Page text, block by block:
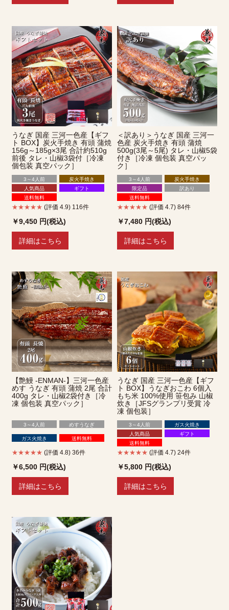
うなぎ 国産 三河一色産【ギフ
ト BOX】炭火手焼き 有頭 蒲焼
156g～185g×3尾 合計約510g
前後 タレ・山椒3袋付［冷凍
個包装 真空パック］
3～4人前
炭火手焼き
人気商品
ギフト
送料無料
★★★★★ (評価 4.9) 116件
￥9,450 円(税込)
詳細はこちら
＜訳あり＞うなぎ 国産 三河一
色産 炭火手焼き 有頭 蒲焼
500g(3尾～5尾) タレ・山椒5袋
付き［冷凍 個包装 真空パッ
ク］
3～4人前
炭火手焼き
限定品
訳あり
送料無料
★★★★★ (評価 4.7) 84件
￥7,480 円(税込)
詳細はこちら
【艶鰻 -ENMAN-】三河一色産
めす うなぎ 有頭 蒲焼 2尾 合計
400g タレ・山椒2袋付き［冷
凍 個包装 真空パック］
3～4人前 めすうなぎ
ガス火焼き 送料無料
★★★★★ (評価 4.8) 36件
￥6,500 円(税込)
詳細はこちら
うなぎ 国産 三河一色産【ギフ
ト BOX】うなぎおこわ 6個入
もち米 100%使用 笹包み 山椒
炊き［JFSグランプリ受賞 冷
凍 個包装］
3～4人前
ガス火焼き
人気商品
ギフト
送料無料
★★★★★ (評価 4.7) 24件
￥5,800 円(税込)
詳細はこちら